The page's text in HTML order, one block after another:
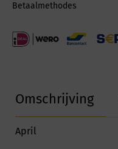
Betaalmethodes
Omschrijving
April